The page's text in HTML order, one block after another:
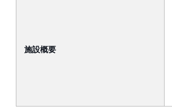
施設概要